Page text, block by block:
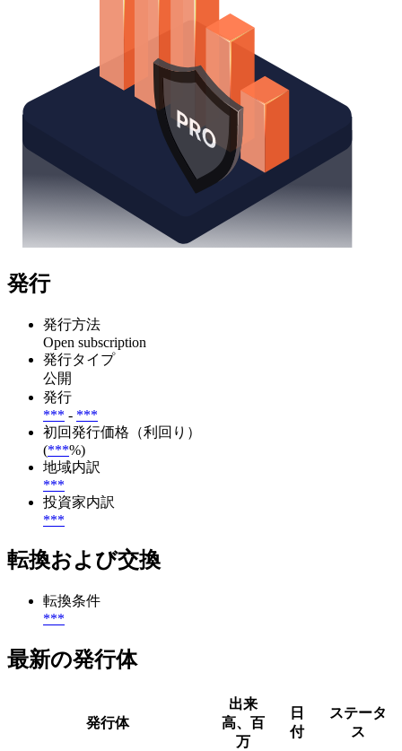
発行
発行方法
Open subscription
発行タイプ
公開
発行
*** - ***
初回発行価格（利回り）
(***%)
地域内訳
***
投資家内訳
***
転換および交換
転換条件
***
最新の発行体
発行体
出来
高、百
万
日
付
ステータ
ス